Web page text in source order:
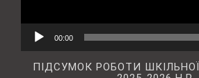
00:00
ПІДСУМОК РОБОТИ ШКІЛЬНОЇ